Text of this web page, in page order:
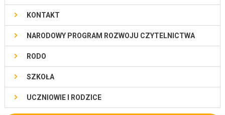
KONTAKT
NARODOWY PROGRAM ROZWOJU CZYTELNICTWA
RODO
SZKOŁA
UCZNIOWIE I RODZICE